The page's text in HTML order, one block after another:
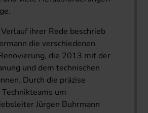
ihrer Rede beschrieb
die verschiedenen
die 2013 mit der
und dem technischen
Durch die präzise
um
Jürgen Buhrmann